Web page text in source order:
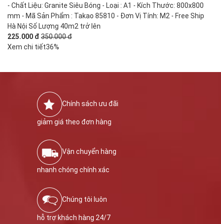
- Chất Liệu: Granite Siêu Bóng - Loại : A1 - Kích Thước: 800x800
mm - Mã Sản Phẩm : Takao 85810 - Đơn Vị Tính: M2 - Free Ship
Hà Nội Số Lượng 40m2 trở lên
225.000 đ 350.000 đ
Xem chi tiết36%
Chính sách ưu đãi
giảm giá theo đơn hàng
Vận chuyển hàng
nhanh chóng chính xác
Chúng tôi luôn
hỗ trợ khách hàng 24/7